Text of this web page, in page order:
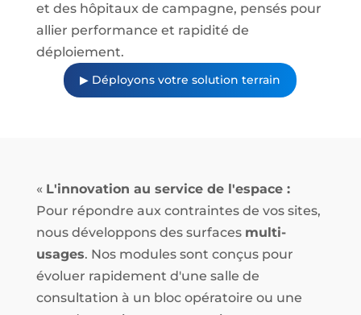
et des hôpitaux de campagne, pensés pour
allier performance et rapidité de
déploiement.
▶ Déployons votre solution terrain
« L'innovation au service de l'espace :
Pour répondre aux contraintes de vos sites,
nous développons des surfaces multi-
usages. Nos modules sont conçus pour
évoluer rapidement d'une salle de
consultation à un bloc opératoire ou une